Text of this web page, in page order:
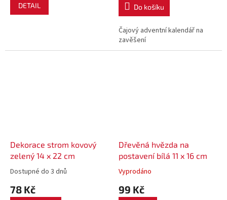
DETAIL Do košíku
Čajový adventní kalendář na
zavěšení
Dekorace strom kovový
zelený 14 x 22 cm
Dostupné do 3 dnů
78 Kč
Dřevěná hvězda na
postavení bílá 11 x 16 cm
Vyprodáno
99 Kč